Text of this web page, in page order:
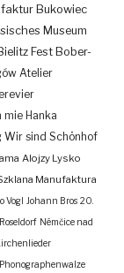
Bukowiec
Museum
Fest Bober-
Atelier
mie Hanka
Wir sind Schönhof
Alojzy Lysko
Manufaktura
Vogl Johann Bros 20.
Roseldorf Némčice nad
Phonographenwalze